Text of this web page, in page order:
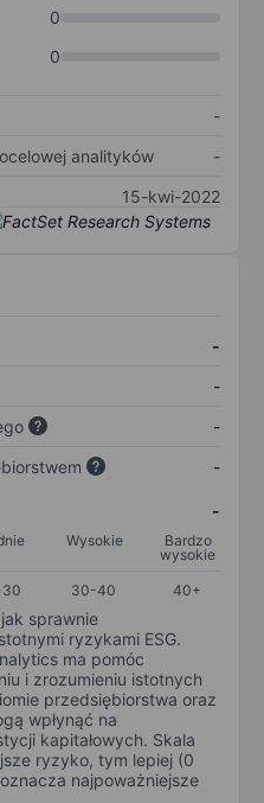
0
0
-
analityków
-
15-kwi-2022
-
-
-
-
-
Wysokie
Bardzo
wysokie
30-40 40+
sprawnie
ryzykami ESG.
ma pomóc
i zrozumieniu istotnych
przedsiębiorstwa oraz
wpłynąć na
kapitałowych. Skala
ryzyko, tym lepiej (0
najpoważniejsze